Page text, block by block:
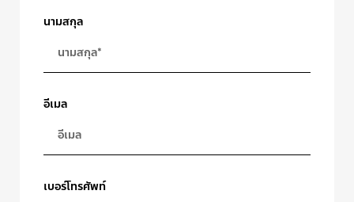
นามสกุล
อีเมล
เบอร์โทรศัพท์